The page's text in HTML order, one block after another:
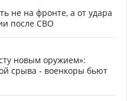
не на фронте, а от удара
после СВО
новым оружием»:
срыва - военкоры бьют